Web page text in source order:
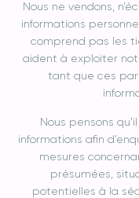
Nous ne vendons,
informations
comprend pas les
aident à exploiter
tant que ces
Nous pensons
informations afin
mesures
présumées,
potentielles à la